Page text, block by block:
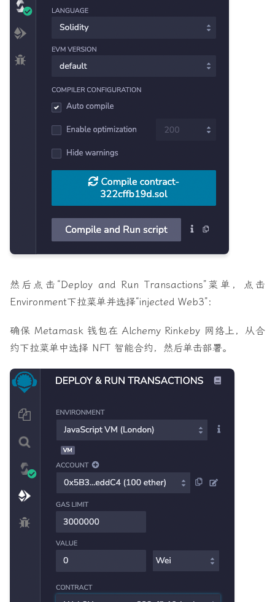
然后点击“Deploy and Run Transactions”菜单，点击
Environment下拉菜单并选择“injected Web3”：
确保 Metamask 钱包在 Alchemy Rinkeby 网络上 ，从合
约下拉菜单中选择 NFT 智能合约，然后单击部署。